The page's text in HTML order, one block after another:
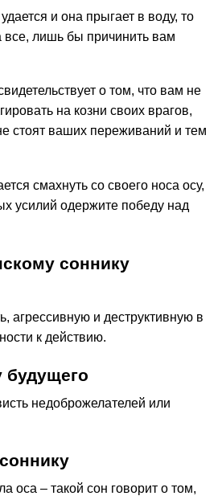
и она прыгает в воду, то
все, лишь бы причинить вам
о том, что вам не
на козни своих врагов,
стоят ваших переживаний и тем
смахнуть со своего носа осу,
усилий одержите победу над
соннику
агрессивную и деструктивную в
к действию.
будущего
недоброжелателей или
оса – такой сон говорит о том,